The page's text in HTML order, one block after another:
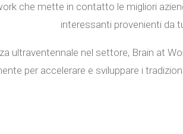
che mette in contatto le migliori
interessanti provenienti da
ultraventennale nel settore, Brain at
per accelerare e sviluppare i